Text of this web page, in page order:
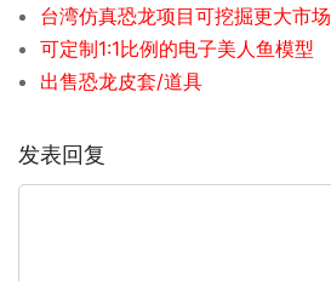
台湾仿真恐龙项目可挖掘更大市场
可定制1:1比例的电子美人鱼模型
出售恐龙皮套/道具
发表回复